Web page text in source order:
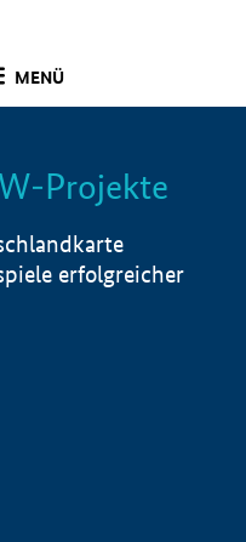
MENÜ
Info
Projekte
erfolgreicher